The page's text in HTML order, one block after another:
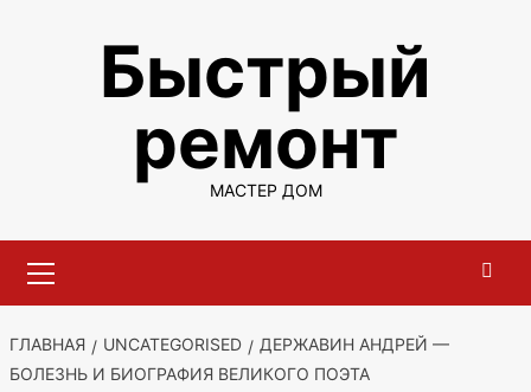
содержимомуБыстрый
ремонт
МАСТЕР ДОМ
меню
ГЛАВНАЯ UNCATEGORISED
ДЕРЖАВИН АНДРЕЙ —
БОЛЕЗНЬ И БИОГРАФИЯ ВЕЛИКОГО ПОЭТА